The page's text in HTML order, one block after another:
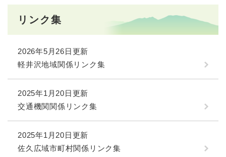
リンク集
2026年5月26日更新
軽井沢地域関係リンク集
2025年1月20日更新
交通機関関係リンク集
2025年1月20日更新
佐久広域市町村関係リンク集